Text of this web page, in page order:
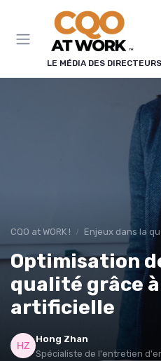
LE MÉDIA DES
CQO at WORK ! Enjeux dans la qualité
Optimisation
qualité grâce
artificielle
Hong Zhan
Spécialiste de l'entretien
Panneau de gestion des